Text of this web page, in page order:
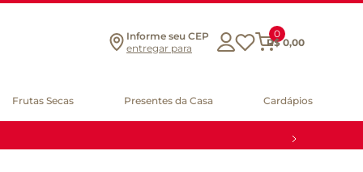
Informe seu CEP
entregar para
0
R$ 0,00
Frutas Secas Presentes da Casa Cardápios